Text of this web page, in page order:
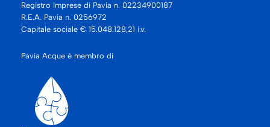
Registro Imprese di Pavia n. 02234900187
R.E.A. Pavia n. 0256972
Capitale sociale € 15.048.128,21 i.v.
Pavia Acque è membro di